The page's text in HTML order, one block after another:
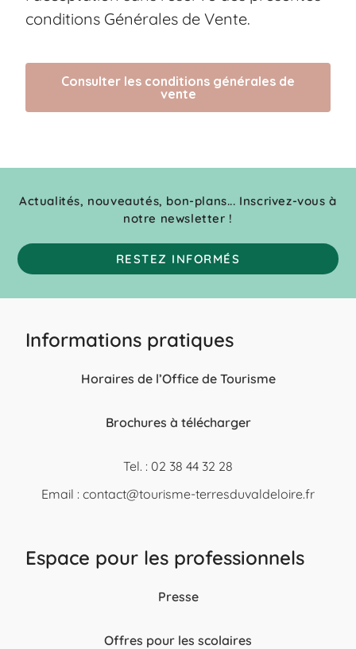
conditions Générales de Vente.
Consulter les conditions générales de
vente
Actualités, nouveautés, bon-plans... Inscrivez-vous à
notre newsletter !
RESTEZ INFORMÉS
Informations pratiques
Horaires de l’Office de Tourisme
Brochures à télécharger
Tel. : 02 38 44 32 28
Email : contact@tourisme-terresduvaldeloire.fr
Espace pour les professionnels
Presse
Offres pour les scolaires